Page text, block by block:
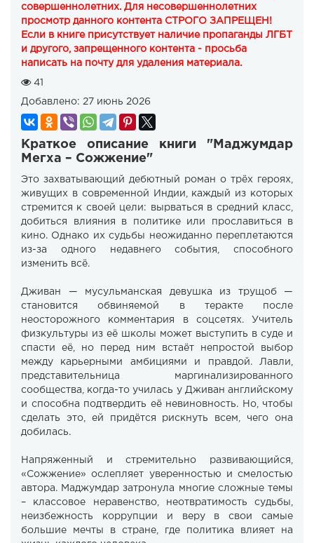
совершеннолетних. Для несовершеннолетних
просмотр данного контента СТРОГО ЗАПРЕЩЕН!
Если в книге присутствует наличие пропаганды ЛГБТ
и другого, запрещенного контента - просьба
написать на почту для удаления материала.
41
Добавлено: 27 июнь 2026
Краткое описание книги "Маджумдар
Мегха – Сожжение"
Это захватывающий дебютный роман о трёх героях,
живущих в современной Индии, каждый из которых
стремится к своей цели: вырваться в средний класс,
добиться влияния в политике или прославиться в
кино. Однако их судьбы неожиданно переплетаются
из-за одного недавнего события, способного
изменить всё.
Дживан — мусульманская девушка из трущоб —
становится обвиняемой в теракте после
неосторожного комментария в соцсетях. Учитель
физкультуры из её школы может выступить в суде и
спасти её, но перед ним встаёт непростой выбор
между карьерными амбициями и правдой. Лавли,
представительница маргинализированного
сообщества, когда-то училась у Дживан английскому
и способна подтвердить её невиновность. Но, чтобы
сделать это, ей придётся рискнуть всем, чего она
добилась.
Напряженный и стремительно развивающийся,
«Сожжение» ослепляет уверенностью и смелостью
автора. Маджумдар затронула многие сложные темы
– классовое неравенство, неотвратимость судьбы,
неизбежность коррупции и веру в свои самые
большие мечты в стране, где политика влияет на